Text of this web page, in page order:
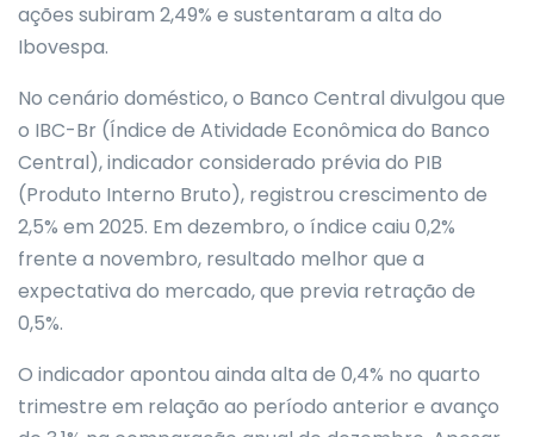
ações subiram 2,49% e sustentaram a alta do
Ibovespa.
No cenário doméstico, o Banco Central divulgou que
o IBC-Br (Índice de Atividade Econômica do Banco
Central), indicador considerado prévia do PIB
(Produto Interno Bruto), registrou crescimento de
2,5% em 2025. Em dezembro, o índice caiu 0,2%
frente a novembro, resultado melhor que a
expectativa do mercado, que previa retração de
0,5%.
O indicador apontou ainda alta de 0,4% no quarto
trimestre em relação ao período anterior e avanço